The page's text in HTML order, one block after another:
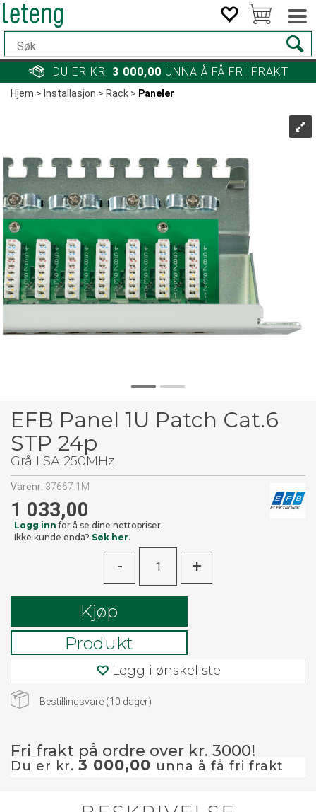
DU ER KR. 3 000,00 UNNA Å FÅ FRI FRAKT
Hjem> Installasjon>Rack> Paneler
EFB Panel 1U Patch Cat.6
STP 24p
Grå LSA 250MHz
Varenr: 37667.1M
1 033,00
Logg inn for å se dine nettopriser.
Ikke kunde enda? Søk her.
- +
Kjøp
Produkt
Legg i ønskeliste
Bestillingsvare (10 dager)
Fri frakt på ordre over kr. 3000!
Du er kr. 3 000,00 unna å få fri frakt